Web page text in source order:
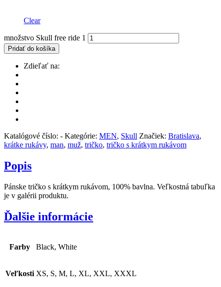
Clear
množstvo Skull free ride 1
Pridať do košíka
Zdieľať na:
Katalógové číslo: - Kategórie: MEN, Skull Značiek: Bratislava,
krátke rukávy, man, muž, tričko, tričko s krátkym rukávom
Popis
Pánske tričko s krátkym rukávom, 100% bavlna. Veľkostná tabuľka
je v galérii produktu.
Ďalšie informácie
Farby Black, White
Veľkosti XS, S, M, L, XL, XXL, XXXL